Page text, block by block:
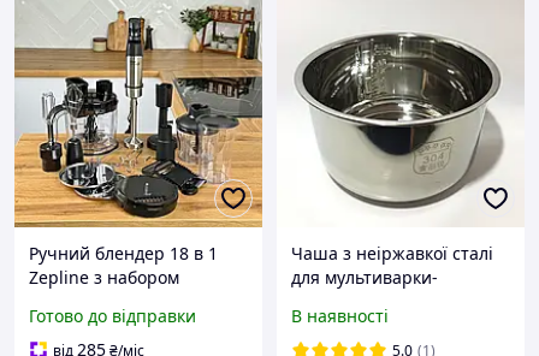
Ручний блендер 18 в 1
Zepline з набором
подрібнювачем.
Кухонний комбайн із
Готово до відправки
від285₴/міс
Чаша з неіржавкої сталі
для мультиварки-
RMC-PM504, RMC-PM503,
5 л
В наявності
5.0 (1)